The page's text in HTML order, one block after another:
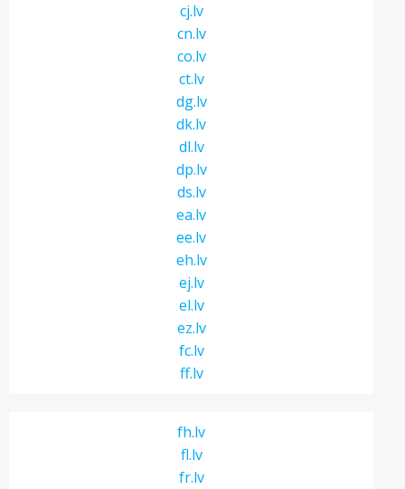
cj.lv
cn.lv
co.lv
ct.lv
dg.lv
dk.lv
dl.lv
dp.lv
ds.lv
ea.lv
ee.lv
eh.lv
ej.lv
el.lv
ez.lv
fc.lv
ff.lv
fh.lv
fl.lv
fr.lv